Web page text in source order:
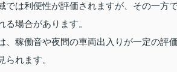
では利便性が評価されますが、その一方
場合があります。
、稼働音や夜間の車両出入りが一定の評
れます。